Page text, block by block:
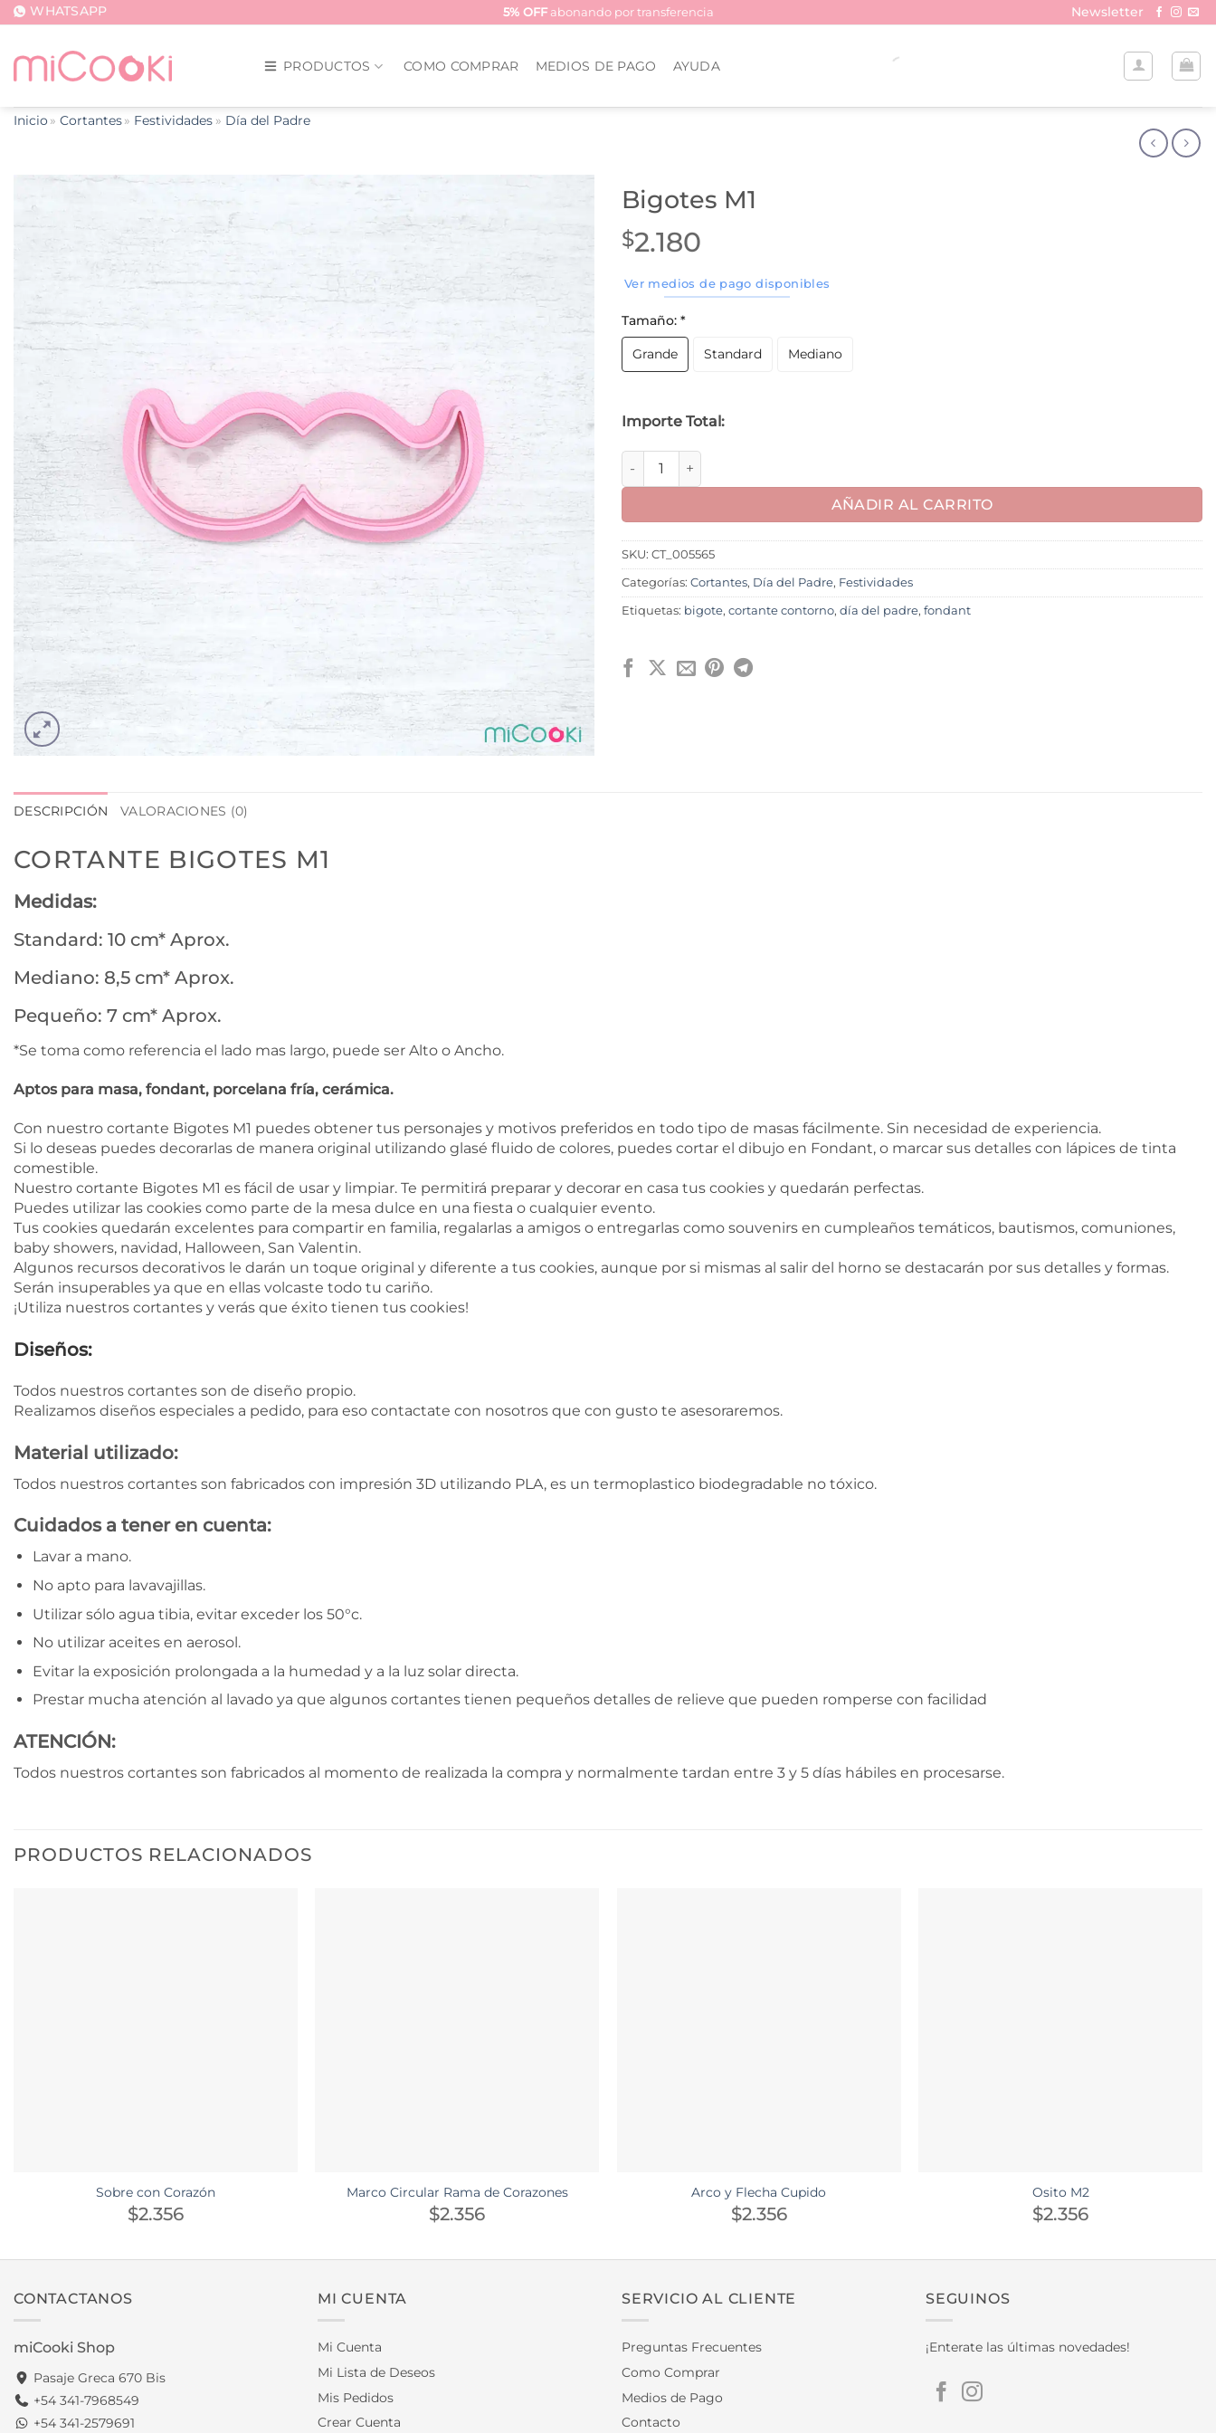
Saltar
contenido
WHATSAPP 5% OFFabonando por transferencia Newsletter
PRODUCTOS COMO COMPRAR MEDIOS DE PAGO AYUDA
Inicio Cortantes Festividades Día del Padre
Bigotes M1
$2.180
Ver medios de pago disponibles
Tamaño: *
Grande Standard Mediano
Importe Total:
Bigotes M1 cantidad
AÑADIR AL CARRITO
SKU: CT_005565
Categorías: Cortantes, Día del Padre, Festividades
Etiquetas: bigote, cortante contorno, día del padre, fondant
DESCRIPCIÓN VALORACIONES (0)
CORTANTE BIGOTES M1
Medidas:
Standard: 10 cm* Aprox.
Mediano: 8,5 cm* Aprox.
Pequeño: 7 cm* Aprox.
*Se toma como referencia el lado mas largo, puede ser Alto o Ancho.
Aptos para masa, fondant, porcelana fría, cerámica.
Con nuestro cortante Bigotes M1 puedes obtener tus personajes y motivos preferidos en todo tipo de masas fácilmente. Sin necesidad de experiencia.
Si lo deseas puedes decorarlas de manera original utilizando glasé fluido de colores, puedes cortar el dibujo en Fondant, o marcar sus detalles con lápices de tinta
comestible.
Nuestro cortante Bigotes M1 es fácil de usar y limpiar. Te permitirá preparar y decorar en casa tus cookies y quedarán perfectas.
Puedes utilizar las cookies como parte de la mesa dulce en una fiesta o cualquier evento.
Tus cookies quedarán excelentes para compartir en familia, regalarlas a amigos o entregarlas como souvenirs en cumpleaños temáticos, bautismos, comuniones,
baby showers, navidad, Halloween, San Valentin.
Algunos recursos decorativos le darán un toque original y diferente a tus cookies, aunque por si mismas al salir del horno se destacarán por sus detalles y formas.
Serán insuperables ya que en ellas volcaste todo tu cariño.
¡Utiliza nuestros cortantes y verás que éxito tienen tus cookies!
Diseños:
Todos nuestros cortantes son de diseño propio.
Realizamos diseños especiales a pedido, para eso contactate con nosotros que con gusto te asesoraremos.
Material utilizado:
Todos nuestros cortantes son fabricados con impresión 3D utilizando PLA, es un termoplastico biodegradable no tóxico.
Cuidados a tener en cuenta:
Lavar a mano.
No apto para lavavajillas.
Utilizar sólo agua tibia, evitar exceder los 50°c.
No utilizar aceites en aerosol.
Evitar la exposición prolongada a la humedad y a la luz solar directa.
Prestar mucha atención al lavado ya que algunos cortantes tienen pequeños detalles de relieve que pueden romperse con facilidad
ATENCIÓN:
Todos nuestros cortantes son fabricados al momento de realizada la compra y normalmente tardan entre 3 y 5 días hábiles en procesarse.
PRODUCTOS RELACIONADOS
Sobre con Corazón
$2.356
Marco Circular Rama de Corazones
$2.356
Arco y Flecha Cupido
$2.356
Osito M2
$2.356
CONTACTANOS
miCooki Shop
Pasaje Greca 670 Bis
+54 341-7968549
+54 341-2579691
MI CUENTA
Mi Cuenta
Mi Lista de Deseos
Mis Pedidos
Crear Cuenta
SERVICIO AL CLIENTE
Preguntas Frecuentes
Como Comprar
Medios de Pago
Contacto
SEGUINOS
¡Enterate las últimas novedades!